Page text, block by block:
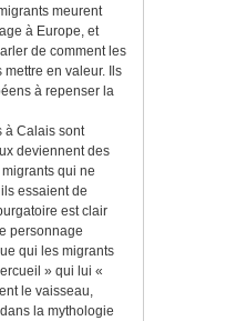
meurent
à Europe, et
de comment les
en valeur. Ils
à repenser la
à Calais sont
deviennent des
qui ne
essaient de
est clair
personnage
qui les migrants
» qui lui «
le vaisseau,
la mythologie